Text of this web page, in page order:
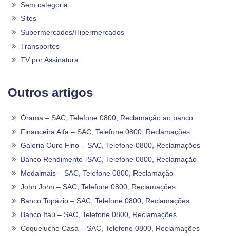
Sem categoria
Sites
Supermercados/Hipermercados
Transportes
TV por Assinatura
Outros artigos
Órama – SAC, Telefone 0800, Reclamação ao banco
Financeira Alfa – SAC, Telefone 0800, Reclamações
Galeria Ouro Fino – SAC, Telefone 0800, Reclamações
Banco Rendimento -SAC, Telefone 0800, Reclamação
Modalmais – SAC, Telefone 0800, Reclamação
John John – SAC, Telefone 0800, Reclamações
Banco Topázio – SAC, Telefone 0800, Reclamações
Banco Itaú – SAC, Telefone 0800, Reclamações
Coqueluche Casa – SAC, Telefone 0800, Reclamações